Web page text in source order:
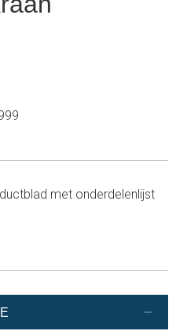
met onderdelenlijst